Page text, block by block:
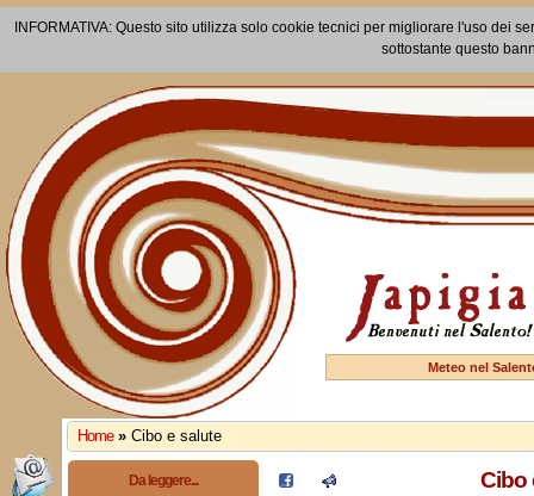
INFORMATIVA: Questo sito utilizza solo cookie tecnici per migliorare l'uso dei
sottostante questo
Meteo nel
Home » Cibo e salute
Da leggere... Cibo